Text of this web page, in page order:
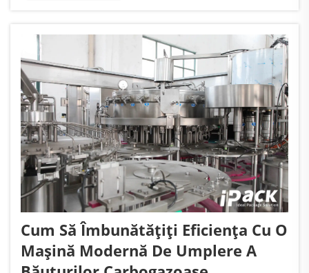
băuturilor carbogazoase. Echipamentele actuale
dotate cu ...
Cum Să Îmbunătățiți Eficiența Cu O
Mașină Modernă De Umplere A